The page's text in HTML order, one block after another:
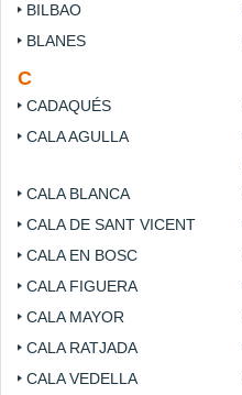
BILBAO
BLANES
C
CADAQUÉS
CALA AGULLA
CALA BLANCA
CALA DE SANT VICENT
CALA EN BOSC
CALA FIGUERA
CALA MAYOR
CALA RATJADA
CALA VEDELLA